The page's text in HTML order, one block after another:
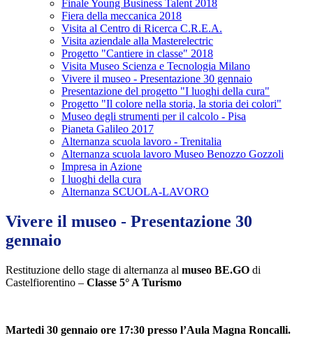
Finale Young Business Talent 2018
Fiera della meccanica 2018
Visita al Centro di Ricerca C.R.E.A.
Visita aziendale alla Masterelectric
Progetto "Cantiere in classe" 2018
Visita Museo Scienza e Tecnologia Milano
Vivere il museo - Presentazione 30 gennaio
Presentazione del progetto "I luoghi della cura"
Progetto "Il colore nella storia, la storia dei colori"
Museo degli strumenti per il calcolo - Pisa
Pianeta Galileo 2017
Alternanza scuola lavoro - Trenitalia
Alternanza scuola lavoro Museo Benozzo Gozzoli
Impresa in Azione
I luoghi della cura
Alternanza SCUOLA-LAVORO
Vivere il museo - Presentazione 30
gennaio
Restituzione dello stage di alternanza al museo BE.GO di
Castelfiorentino – Classe 5° A Turismo
Martedi 30 gennaio ore 17:30 presso l’Aula Magna Roncalli.